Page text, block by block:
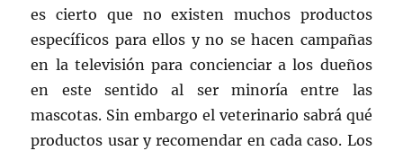
es cierto que no existen muchos productos
específicos para ellos y no se hacen campañas
en la televisión para concienciar a los dueños
en este sentido al ser minoría entre las
mascotas. Sin embargo el veterinario sabrá qué
productos usar y recomendar en cada caso. Los